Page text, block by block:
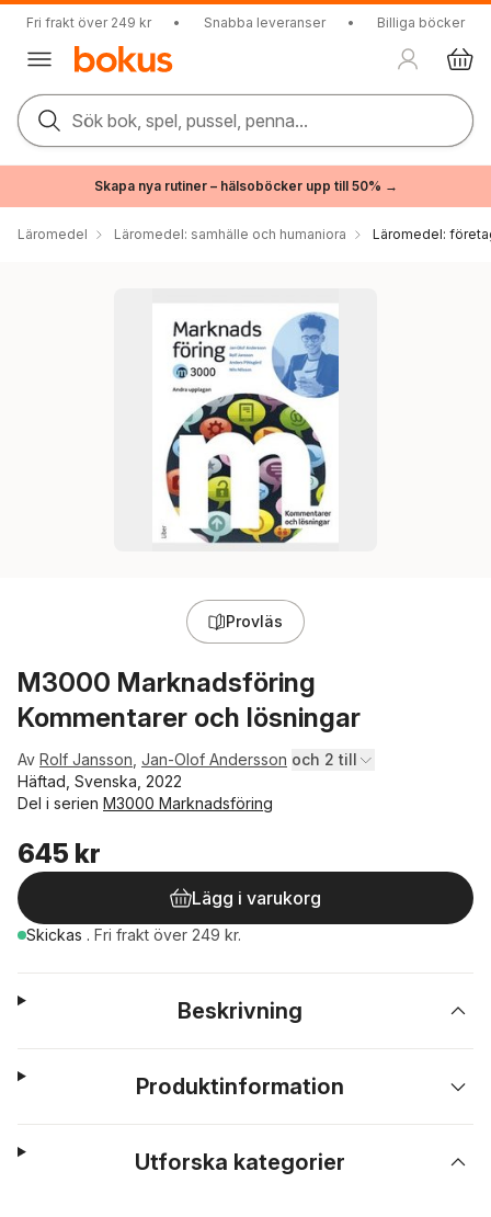
Fri frakt över 249 kr • Snabba leveranser • Billiga böcker
Sök bok, spel, pussel, penna...
Skapa nya rutiner – hälsoböcker upp till 50% →
Läromedel Läromedel: samhälle och humaniora Läromedel:
Provläs
M3000 Marknadsföring
Kommentarer och lösningar
Av Rolf Jansson Jan-Olof Andersson och 2 till
Häftad, Svenska, 2022
Del i serien M3000 Marknadsföring
645 kr
Lägg i varukorg
Skickas . Fri frakt över 249 kr.
Beskrivning
Produktinformation
Utforska kategorier